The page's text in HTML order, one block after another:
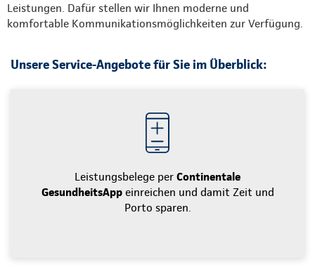
Leistungen. Dafür stellen wir Ihnen moderne und
komfortable Kommunikationsmöglichkeiten zur Verfügung.
Unsere Service-Angebote für Sie im Überblick:
Leistungsbelege per Continentale
GesundheitsAppeinreichen und damit Zeit und
Porto sparen.